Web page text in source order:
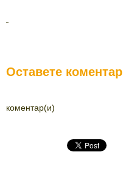
Оставете коментар
коментар(и)